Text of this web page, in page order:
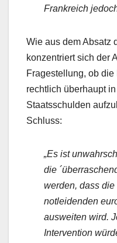
Frankreich
Wie aus dem Absatz
konzentriert sich der
Fragestellung, ob
rechtlich überhaupt
Staatsschulden
Schluss:
„Es ist
die
werden, dass
notleidenden
ausweiten wird.
Intervention